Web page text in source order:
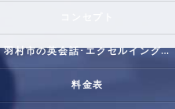
羽村市の英会話･エクセルイングリッシュクラブの評判
料金表